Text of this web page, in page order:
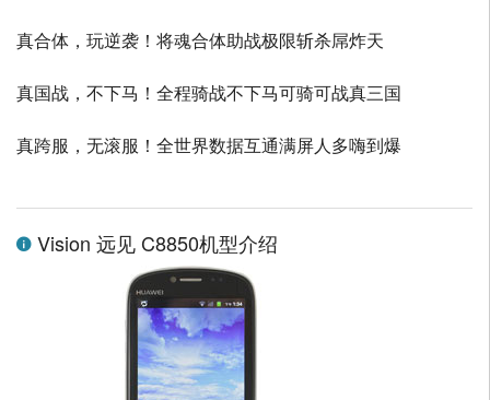
真合体，玩逆袭！将魂合体助战极限斩杀屌炸天
真国战，不下马！全程骑战不下马可骑可战真三国
真跨服，无滚服！全世界数据互通满屏人多嗨到爆
Vision 远见 C8850机型介绍